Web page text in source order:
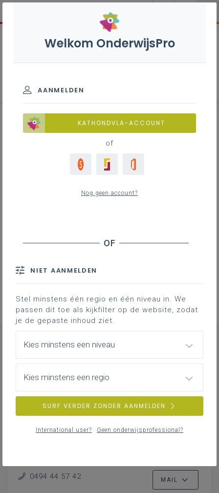
Raadpleeg via de leerplantool of download de
netwerken …
DirkDe Bock
lichamelijke opvoeding
0494 44 57 42 MAIL
Welkom OnderwijsPro
AANMELDEN
KATHONDVLA-ACCOUNT
of
Nog geen account?
NIET AANMELDEN
Stel minstens één regio en één niveau in. We
passen dit toe als kijkfilter op de website, zodat
je de gepaste inhoud ziet.
Kies minstens een niveau
Kies minstens een regio
SURF VERDER ZONDER AANMELDEN
International user? Geen onderwijsprofessional?